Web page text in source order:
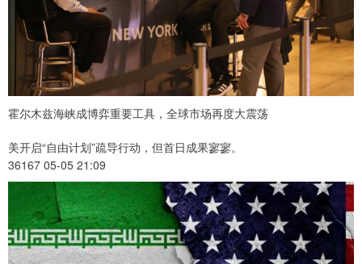
霍尔木兹海峡成博弈重要工具，全球市场再度大震荡
美开启“自由计划”疏导行动，但首日成果寥寥。
36167 05-05 21:09